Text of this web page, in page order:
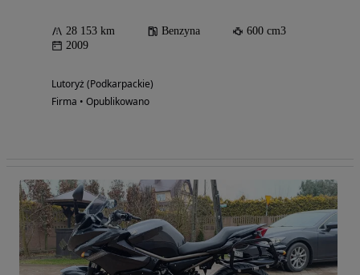
28 153 km Benzyna
600 cm3
2009
Lutoryż (Podkarpackie)
Firma • Opublikowano